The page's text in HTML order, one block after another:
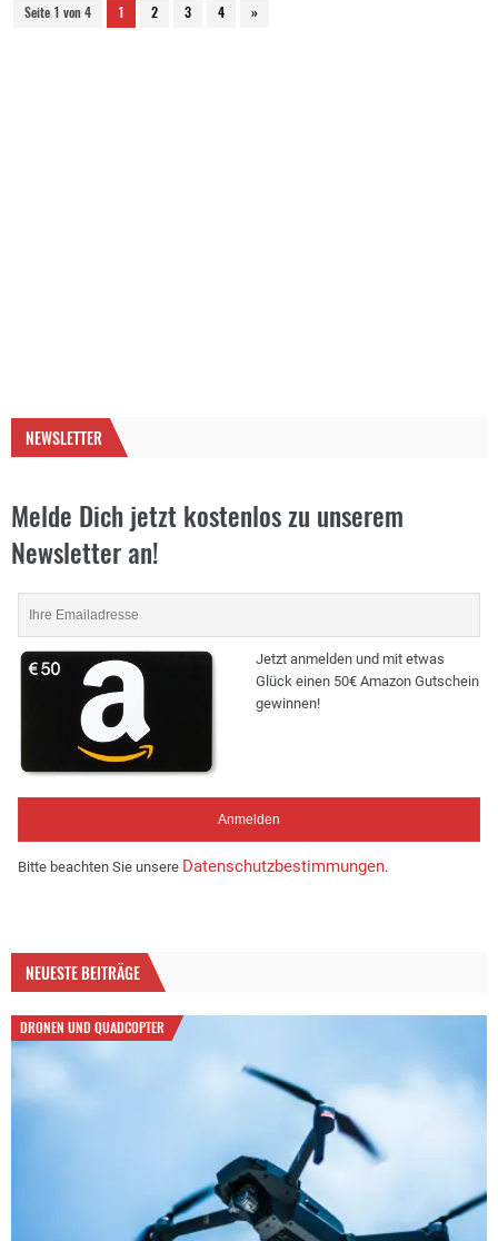
Seite 1 von 4 1 2 3 4 »
NEWSLETTER
Melde Dich jetzt kostenlos zu unserem
Newsletter an!
Jetzt anmelden und mit etwas
Glück einen 50€ Amazon Gutschein
gewinnen!
Bitte beachten Sie unsere Datenschutzbestimmungen.
NEUESTE BEITRÄGE
DRONEN UND QUADCOPTER